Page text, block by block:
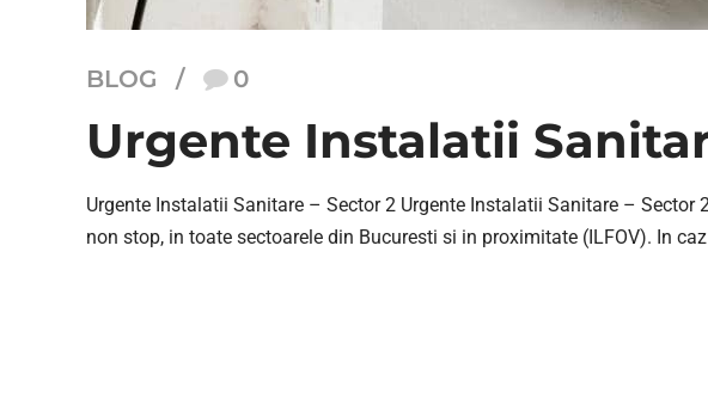
BLOG 0
Urgente Instalatii
Urgente Instalatii Sanitare – Sector 2 Urgente Instalatii Sanitare –
non stop, in toate sectoarele din Bucuresti si in proximitate (ILFOV). In